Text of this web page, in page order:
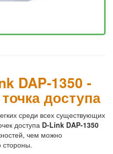
DAP-1350 -
доступа
среди всех существующих
доступа D-Link DAP-1350
чем можно
стороны.